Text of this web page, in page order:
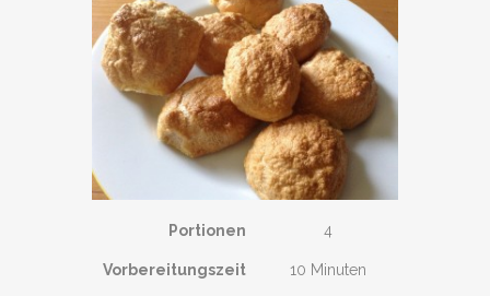
Portionen 4
Vorbereitungszeit 10 Minuten